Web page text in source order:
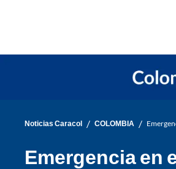
Noticias Caracol / COLOMBIA /
Emergencia en